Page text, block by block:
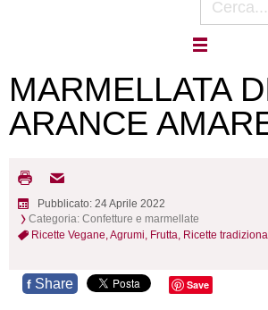
MARMELLATA
ARANCE
Pubblicato: 24 Aprile 2022
Categoria: Confetture e marmellate
Ricette Vegane,Agrumi, Frutta, Ricette
f Share Save